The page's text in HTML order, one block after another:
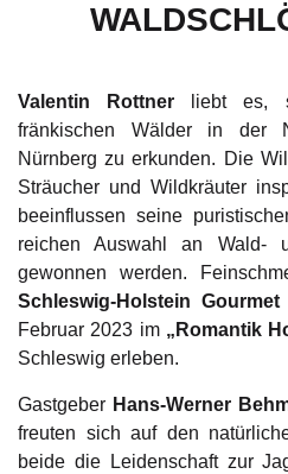
Valentin Rottner liebt es,
fränkischen Wälder in der
Nürnberg zu erkunden. Die
Sträucher und Wildkräuter
beeinflussen seine
reichen Auswahl an Wald-
gewonnen werden.
Schleswig-Holstein Gourmet
Februar 2023 im „Romantik
Schleswig erleben.
Gastgeber Hans-Werner
freuten sich auf den
beide die Leidenschaft zur